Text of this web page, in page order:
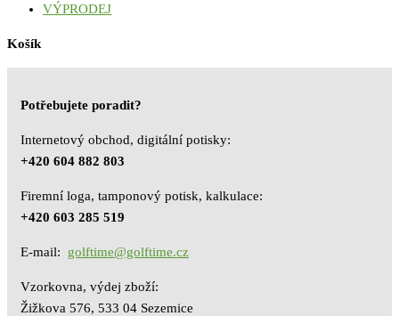
VÝPRODEJ
Košík
Potřebujete poradit?
Internetový obchod, digitální potisky:
+420 604 882 803
Firemní loga, tamponový potisk, kalkulace:
+420 603 285 519
E-mail: golftime@golftime.cz
Vzorkovna, výdej zboží:
Žižkova 576, 533 04 Sezemice